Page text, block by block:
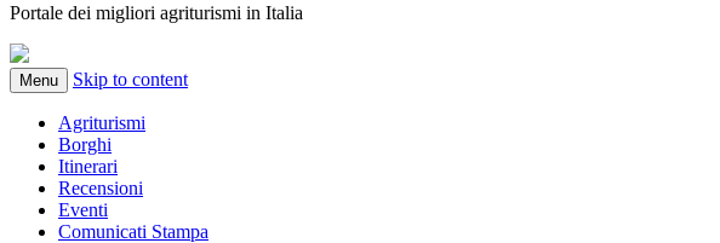
Portale dei migliori agriturismi in Italia
Menu Skip to content
Agriturismi
Borghi
Itinerari
Recensioni
Eventi
Comunicati Stampa